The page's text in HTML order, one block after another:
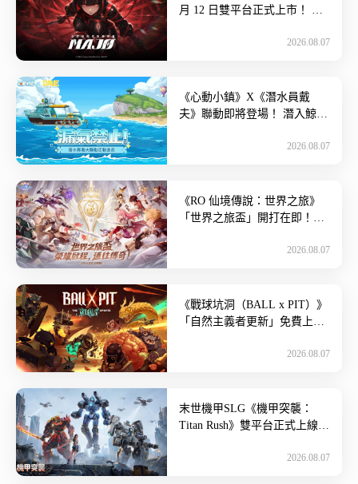
月 12 日雙平台正式上市！ 揭
2026.08.07
《心動小鎮》X《潛水員戴
夫》聯動即將登場！ 潛入鯨落
活模擬遊戲《心動小鎮》將於
2026.08.07
《RO 仙境傳說：世界之旅》
「世界之旅盃」開打在即！
2026.08.07
《戰球坑洞（BALL x PIT）》
「自然主義者更新」免費上
2026.08.07
末世機甲SLG《機甲突襲：
Titan Rush》雙平台正式上線！
場攸關存亡的命運決 […]2026.08.07